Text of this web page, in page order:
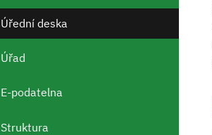
Úřední deska
Úřad
E-podatelna
Struktura